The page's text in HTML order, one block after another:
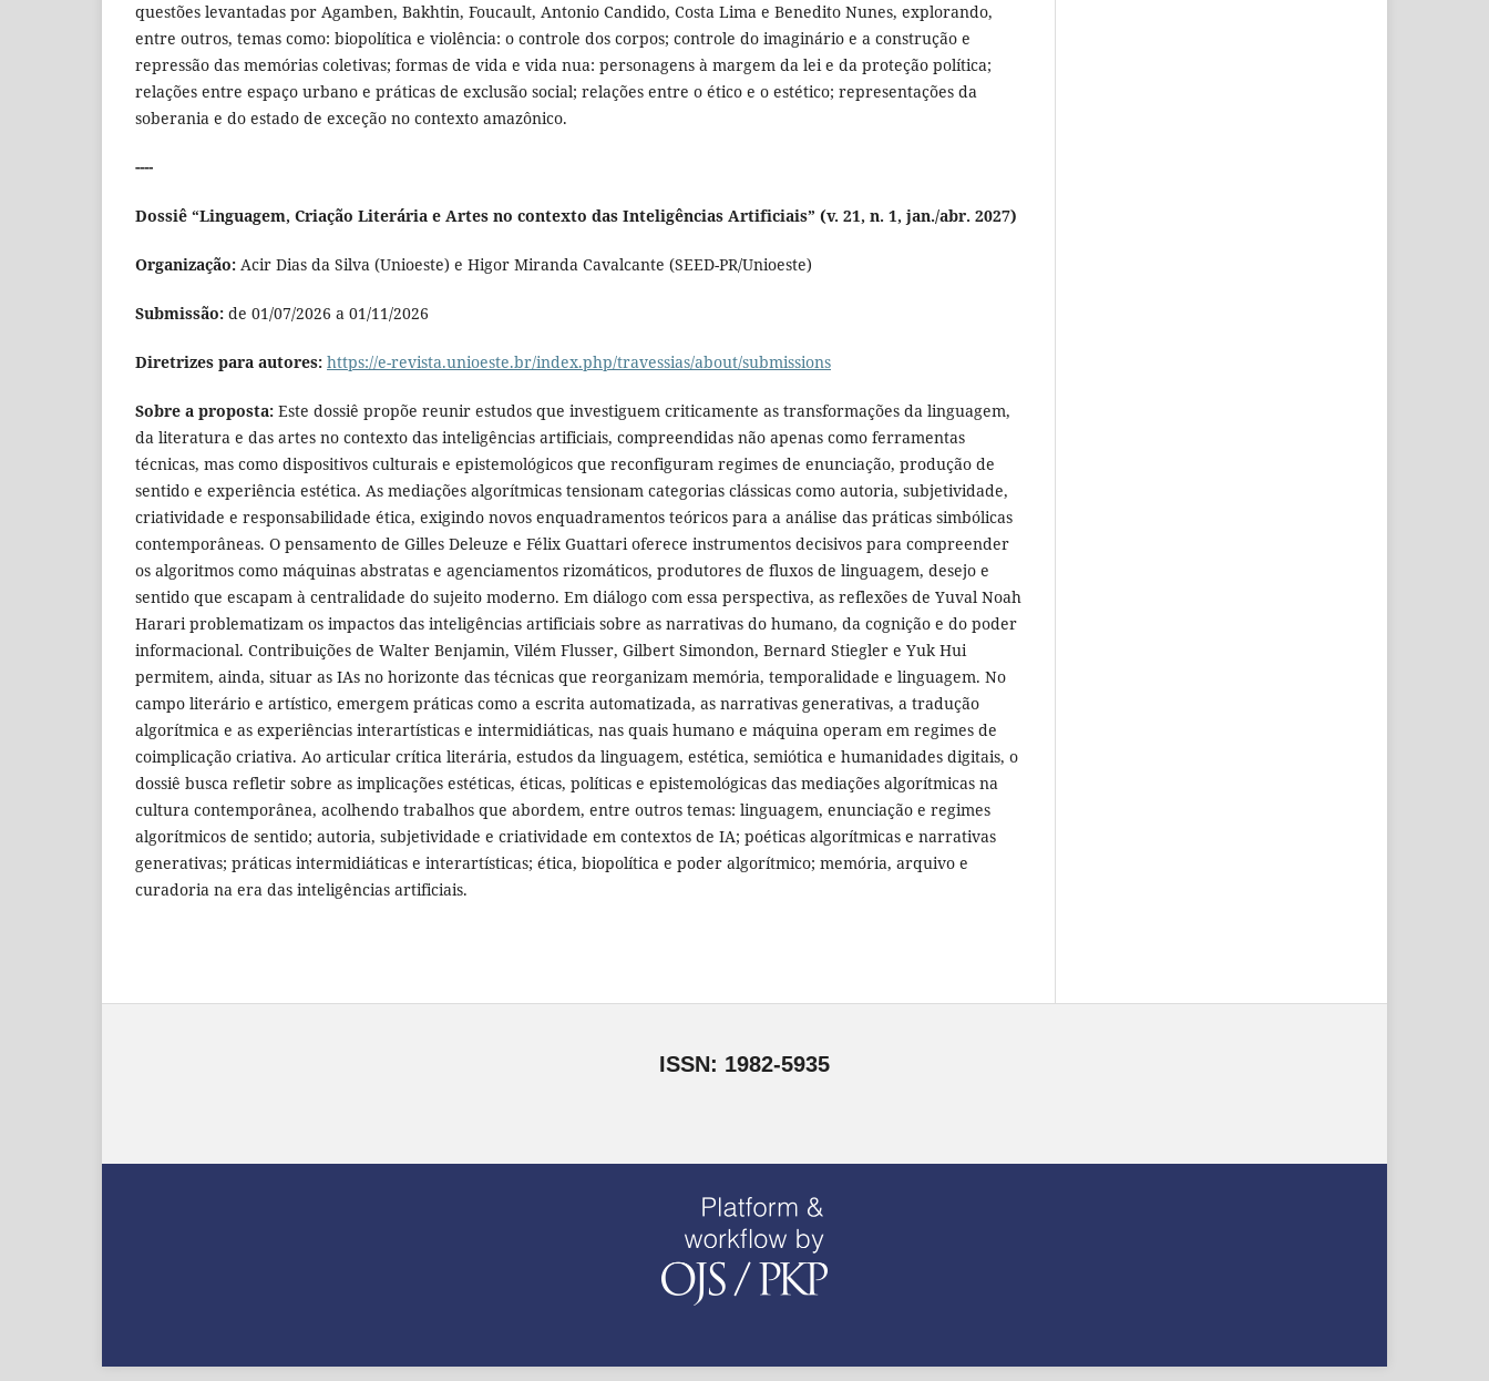
questões levantadas por Agamben, Bakhtin, Foucault, Antonio Candido, Costa Lima e Benedito Nunes, explorando,
entre outros, temas como: biopolítica e violência: o controle dos corpos; controle do imaginário e a construção e
repressão das memórias coletivas; formas de vida e vida nua: personagens à margem da lei e da proteção política;
relações entre espaço urbano e práticas de exclusão social; relações entre o ético e o estético; representações da
soberania e do estado de exceção no contexto amazônico.
----
Dossiê “Linguagem, Criação Literária e Artes no contexto das Inteligências Artificiais” (v. 21, n. 1, jan./abr. 2027)
Organização: Acir Dias da Silva (Unioeste) e Higor Miranda Cavalcante (SEED-PR/Unioeste)
Submissão: de 01/07/2026 a 01/11/2026
Diretrizes para autores: https://e-revista.unioeste.br/index.php/travessias/about/submissions
Sobre a proposta: Este dossiê propõe reunir estudos que investiguem criticamente as transformações da linguagem,
da literatura e das artes no contexto das inteligências artificiais, compreendidas não apenas como ferramentas
técnicas, mas como dispositivos culturais e epistemológicos que reconfiguram regimes de enunciação, produção de
sentido e experiência estética. As mediações algorítmicas tensionam categorias clássicas como autoria, subjetividade,
criatividade e responsabilidade ética, exigindo novos enquadramentos teóricos para a análise das práticas simbólicas
contemporâneas. O pensamento de Gilles Deleuze e Félix Guattari oferece instrumentos decisivos para compreender
os algoritmos como máquinas abstratas e agenciamentos rizomáticos, produtores de fluxos de linguagem, desejo e
sentido que escapam à centralidade do sujeito moderno. Em diálogo com essa perspectiva, as reflexões de Yuval Noah
Harari problematizam os impactos das inteligências artificiais sobre as narrativas do humano, da cognição e do poder
informacional. Contribuições de Walter Benjamin, Vilém Flusser, Gilbert Simondon, Bernard Stiegler e Yuk Hui
permitem, ainda, situar as IAs no horizonte das técnicas que reorganizam memória, temporalidade e linguagem. No
campo literário e artístico, emergem práticas como a escrita automatizada, as narrativas generativas, a tradução
algorítmica e as experiências interartísticas e intermidiáticas, nas quais humano e máquina operam em regimes de
coimplicação criativa. Ao articular crítica literária, estudos da linguagem, estética, semiótica e humanidades digitais, o
dossiê busca refletir sobre as implicações estéticas, éticas, políticas e epistemológicas das mediações algorítmicas na
cultura contemporânea, acolhendo trabalhos que abordem, entre outros temas: linguagem, enunciação e regimes
algorítmicos de sentido; autoria, subjetividade e criatividade em contextos de IA; poéticas algorítmicas e narrativas
generativas; práticas intermidiáticas e interartísticas; ética, biopolítica e poder algorítmico; memória, arquivo e
curadoria na era das inteligências artificiais.
ISSN: 1982-5935